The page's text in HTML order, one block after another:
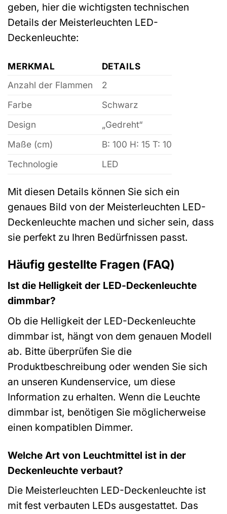
geben, hier die wichtigsten technischen
Details der Meisterleuchten LED-
Deckenleuchte:
MERKMAL
DETAILS
Anzahl der Flammen
2
Farbe
Schwarz
Design
„Gedreht“
Maße (cm)
B: 100 H: 15 T: 10
Technologie
LED
Mit diesen Details können Sie sich ein
genaues Bild von der Meisterleuchten LED-
Deckenleuchte machen und sicher sein, dass
sie perfekt zu Ihren Bedürfnissen passt.
Häufig gestellte Fragen (FAQ)
Ist die Helligkeit der LED-Deckenleuchte
dimmbar?
Ob die Helligkeit der LED-Deckenleuchte
dimmbar ist, hängt von dem genauen Modell
ab. Bitte überprüfen Sie die
Produktbeschreibung oder wenden Sie sich
an unseren Kundenservice, um diese
Information zu erhalten. Wenn die Leuchte
dimmbar ist, benötigen Sie möglicherweise
einen kompatiblen Dimmer.
Welche Art von Leuchtmittel ist in der
Deckenleuchte verbaut?
Die Meisterleuchten LED-Deckenleuchte ist
mit fest verbauten LEDs ausgestattet. Das